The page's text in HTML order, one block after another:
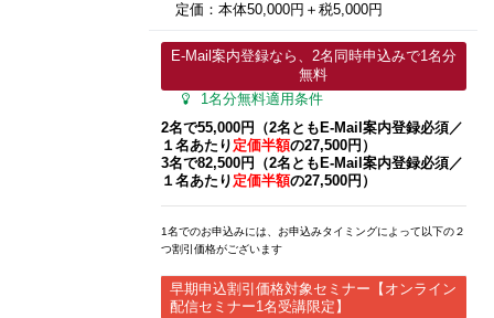
定価：本体50,000円＋税5,000円
E-Mail案内登録なら、2名同時申込みで1名分
無料
1名分無料適用条件
2名で55,000円（2名ともE-Mail案内登録必須​／
１名あたり 定価半額の27,500円）
3名で82,500円（2名ともE-Mail案内登録必須​／
１名あたり 定価半額の27,500円）
1名でのお申込みには、お申込みタイミングによって以下の２
つ割引価格がございます
早期申込割引価格対象セミナー【オンライン
配信セミナー1名受講限定】